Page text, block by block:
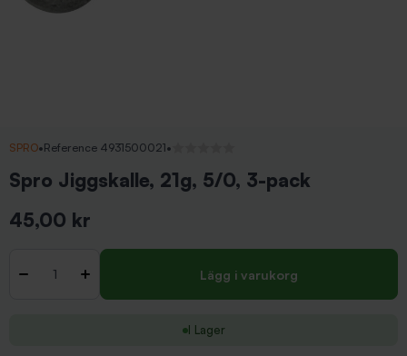
SPRO•Reference 4931500021•
Spro Jiggskalle, 21g, 5/0, 3-pack
45,00 kr
- + Lägg i varukorg
I Lager